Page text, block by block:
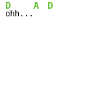
D
ohh...
A D